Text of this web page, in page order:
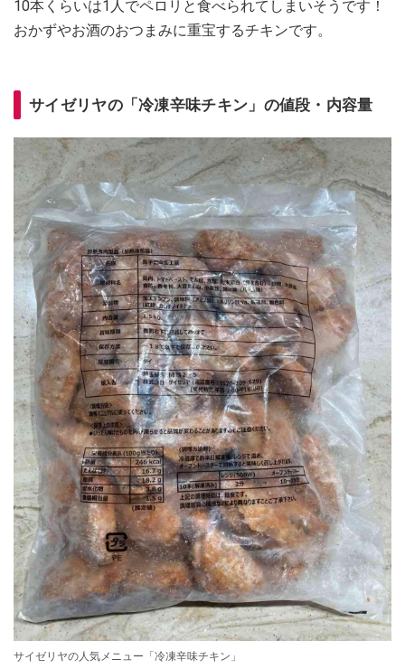
10本くらいは1人でペロリと食べられてしまいそうです！
おかずやお酒のおつまみに重宝するチキンです。
サイゼリヤの「冷凍辛味チキン」の値段・内容量
サイゼリヤの人気メニュー「冷凍辛味チキン」